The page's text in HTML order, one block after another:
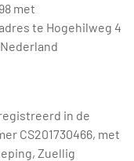
met
te Hogehilweg 4
in de
CS201730466, met
Zuellig